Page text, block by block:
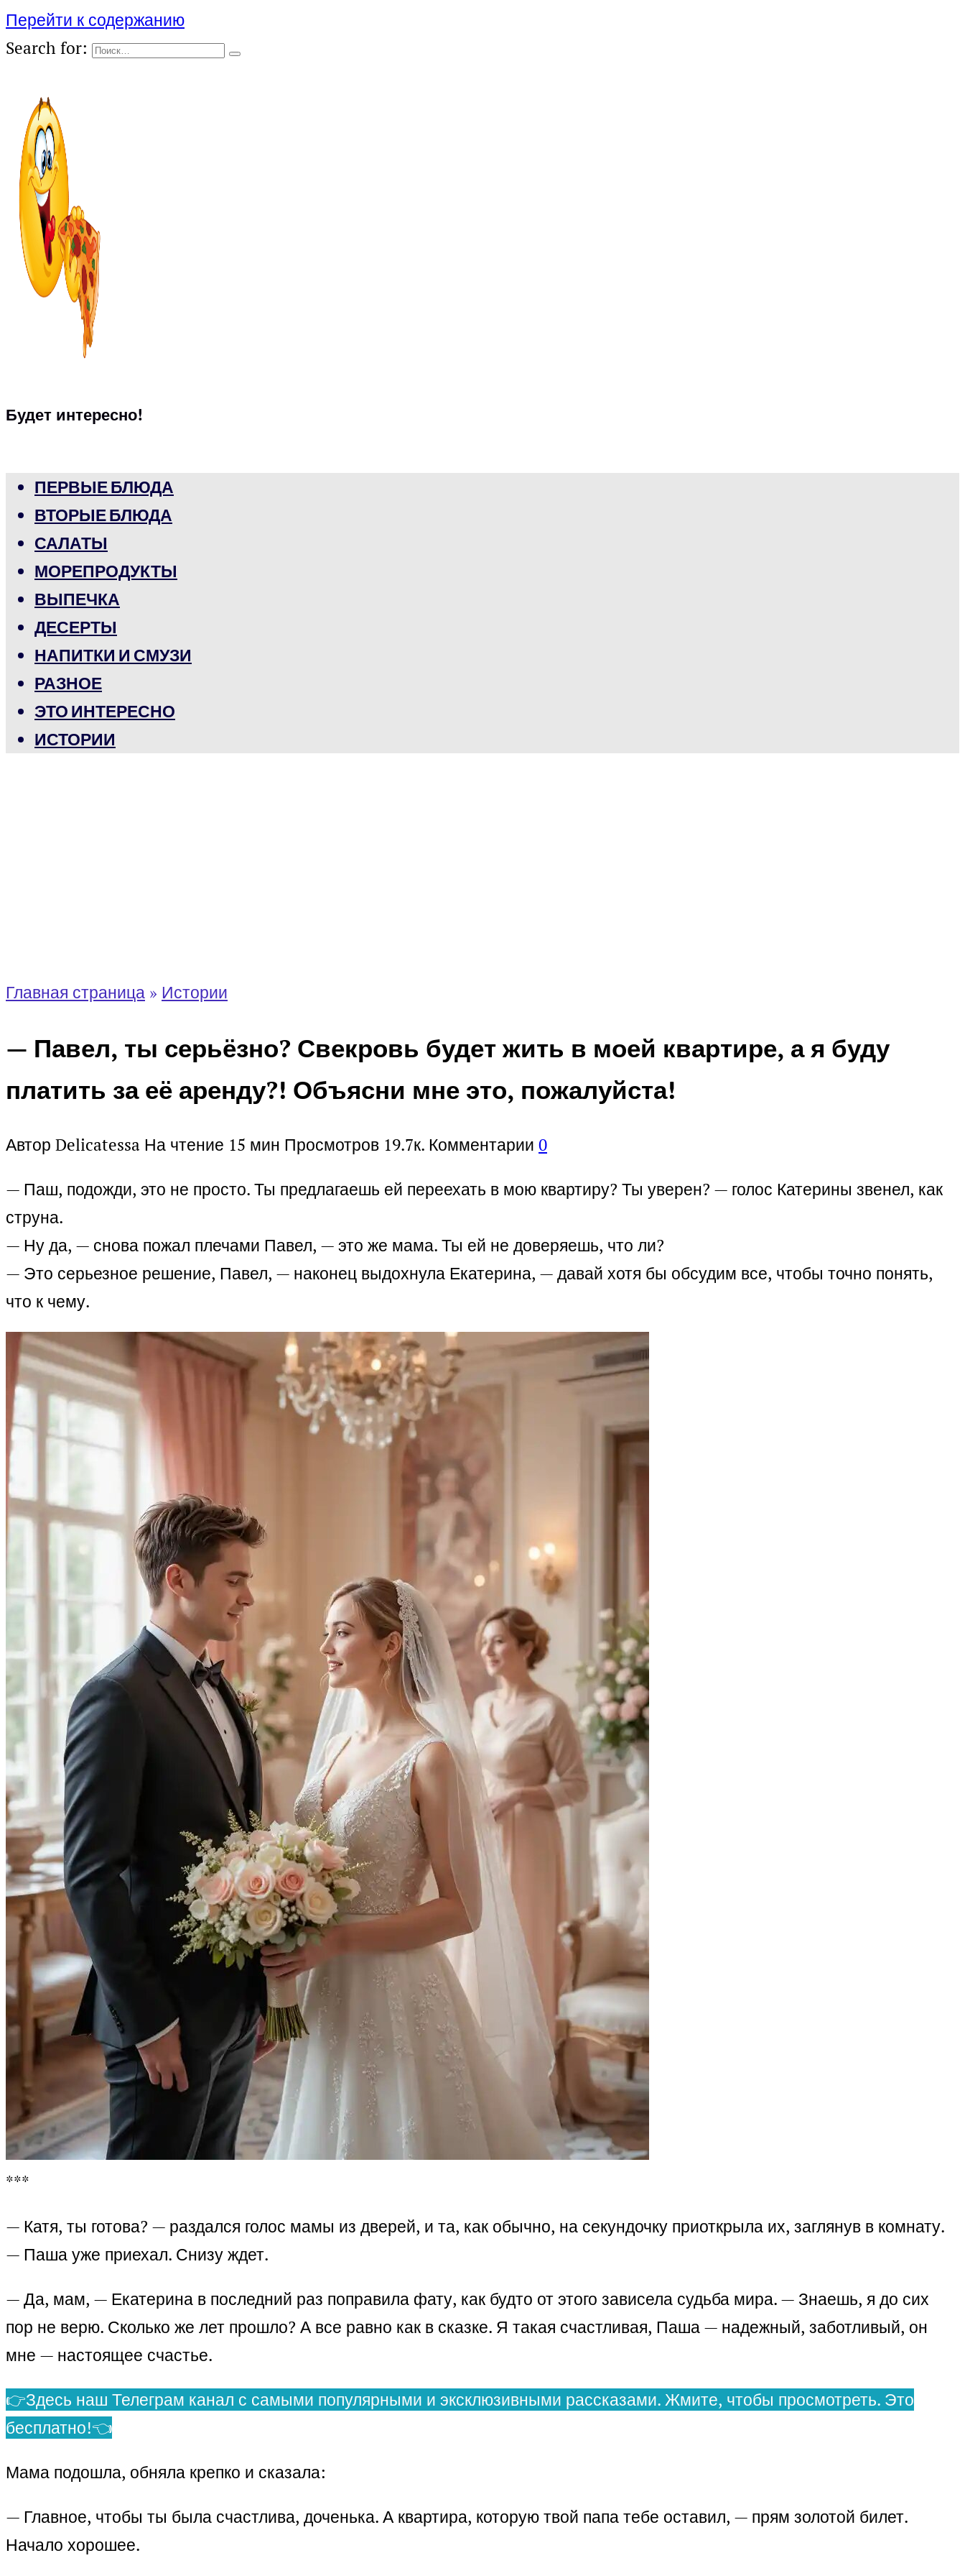
Перейти к содержанию
Search for:
Будет интересно!
ПЕРВЫЕ БЛЮДА
ВТОРЫЕ БЛЮДА
САЛАТЫ
МОРЕПРОДУКТЫ
ВЫПЕЧКА
ДЕСЕРТЫ
НАПИТКИ И СМУЗИ
РАЗНОЕ
ЭТО ИНТЕРЕСНО
ИСТОРИИ
Главная страница » Истории
— Павел, ты серьёзно? Свекровь будет жить в моей квартире, а я буду
платить за её аренду?! Объясни мне это, пожалуйста!
Автор Delicatessa На чтение 15 мин Просмотров 19.7к. Комментарии 0
— Паш, подожди, это не просто. Ты предлагаешь ей переехать в мою квартиру? Ты уверен? — голос Катерины звенел, как
струна.
— Ну да, — снова пожал плечами Павел, — это же мама. Ты ей не доверяешь, что ли?
— Это серьезное решение, Павел, — наконец выдохнула Екатерина, — давай хотя бы обсудим все, чтобы точно понять,
что к чему.
***
— Катя, ты готова? — раздался голос мамы из дверей, и та, как обычно, на секундочку приоткрыла их, заглянув в комнату.
— Паша уже приехал. Снизу ждет.
— Да, мам, — Екатерина в последний раз поправила фату, как будто от этого зависела судьба мира. — Знаешь, я до сих
пор не верю. Сколько же лет прошло? А все равно как в сказке. Я такая счастливая, Паша — надежный, заботливый, он
мне — настоящее счастье.
👉Здесь наш Телеграм канал с самыми популярными и эксклюзивными рассказами. Жмите, чтобы просмотреть. Это
бесплатно!👈
Мама подошла, обняла крепко и сказала:
— Главное, чтобы ты была счастлива, доченька. А квартира, которую твой папа тебе оставил, — прям золотой билет.
Начало хорошее.